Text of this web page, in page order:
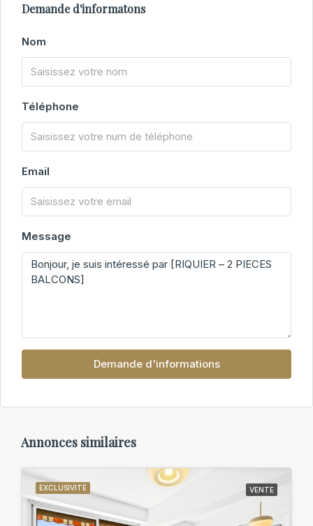
Demande d'informatons
Nom
Téléphone
Email
Message
Demande d'informations
Annonces similaires
EXCLUSIVITÉ VENTE